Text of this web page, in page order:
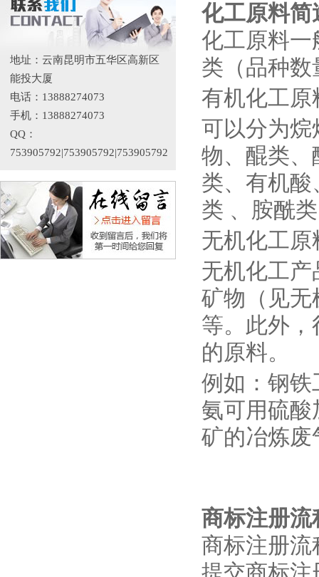
地址：云南昆明市五华区高新区
能投大厦
电话：13888274073
手机：13888274073
QQ：
753905792|753905792|753905792
化工原料简
化工原料一
类（品种
有机化工原
可以分为烷
物、醌类、
类、有机
类 、胺酰
无机化工原
无机化工
矿物（见无
等。此外
的原料。
例如：钢铁
氨可用硫
矿的冶炼废
商标注册流
商标注册流